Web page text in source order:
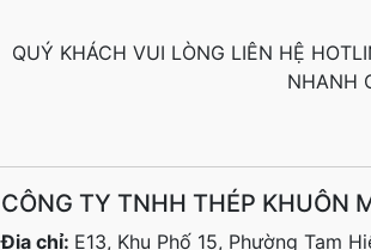
Thép SUJ2 Dùng Trong Ổ Bi
Có Tính Chất Gì Nổi Bật?
Ngành Sản Xuất
Nên Chọn Thép Khuôn Dập
QUÝ KHÁCH VUI LÒNG LIÊN HỆ
NHANH
CÔNG TY TNHH THÉP KHUÔN
Địa chỉ: E13, Khu Phố 15, Phường Tam